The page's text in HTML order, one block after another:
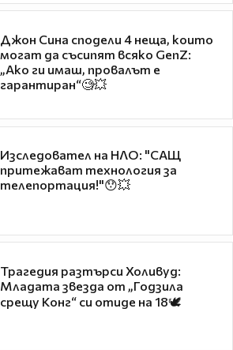
Джон Сина сподели 4 неща, които
могат да съсипят всяко GenZ:
„Ако ги имаш, провалът е
гарантиран“🧐💥
Изследовател на НЛО: "САЩ
притежават технология за
телепортация!"😯💥
Трагедия разтърси Холивуд:
Младата звезда от „Годзила
срещу Конг“ си отиде на 18🕊️